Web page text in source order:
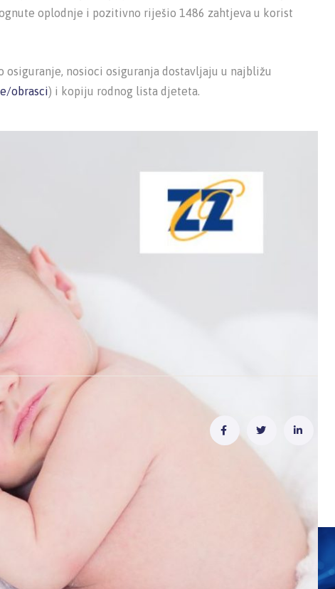
oplodnje i pozitivno riješio 1486 zahtjeva u korist
osiguranje, nosioci osiguranja dostavljaju u najbližu
obrasci) i kopiju rodnog lista djeteta.